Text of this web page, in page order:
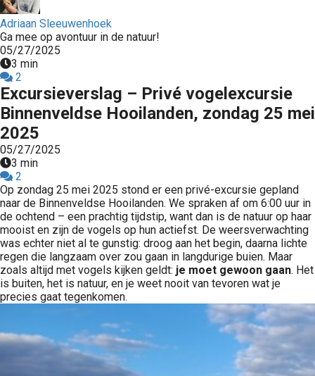
Adriaan Sleeuwenhoek
Ga mee op avontuur in de natuur!
05/27/2025
3 min
2
Excursieverslag – Privé vogelexcursie
Binnenveldse Hooilanden, zondag 25 mei
2025
05/27/2025
3 min
2
Op zondag 25 mei 2025 stond er een privé-excursie gepland
naar de Binnenveldse Hooilanden. We spraken af om 6:00 uur in
de ochtend – een prachtig tijdstip, want dan is de natuur op haar
mooist en zijn de vogels op hun actiefst. De weersverwachting
was echter niet al te gunstig: droog aan het begin, daarna lichte
regen die langzaam over zou gaan in langdurige buien. Maar
zoals altijd met vogels kijken geldt: je moet gewoon gaan. Het
is buiten, het is natuur, en je weet nooit van tevoren wat je
precies gaat tegenkomen.